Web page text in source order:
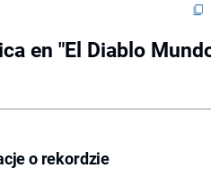
en "El Diablo
o rekordzie